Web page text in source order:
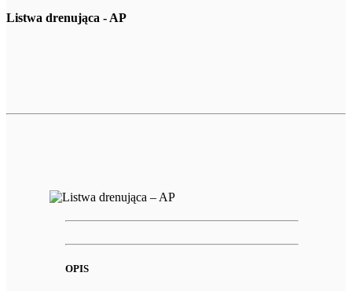
Listwa drenująca - AP
OPIS